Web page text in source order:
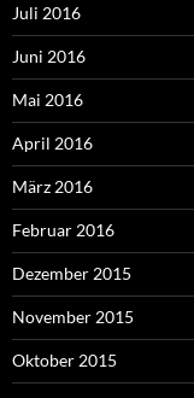
Juli 2016
Juni 2016
Mai 2016
April 2016
März 2016
Februar 2016
Dezember 2015
November 2015
Oktober 2015